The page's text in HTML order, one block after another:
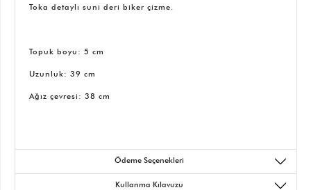
Toka detaylı suni deri biker çizme.
Topuk boyu: 5 cm
Uzunluk: 39 cm
Ağız çevresi: 38 cm
Ödeme Seçenekleri
Kullanma Kılavuzu